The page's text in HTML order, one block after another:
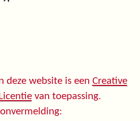
deze website is een Creative
van toepassing.